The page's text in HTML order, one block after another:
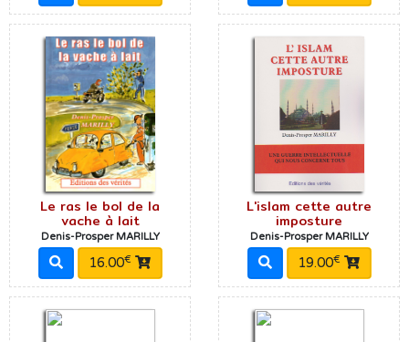
Le ras le bol de la
vache à lait
Denis-Prosper MARILLY
16.00€
L'islam cette autre
imposture
Denis-Prosper MARILLY
19.00€